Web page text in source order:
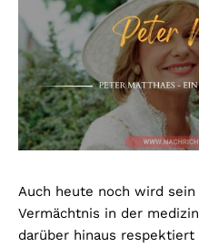
Auch heute noch wird
Vermächtnis in der
darüber hinaus